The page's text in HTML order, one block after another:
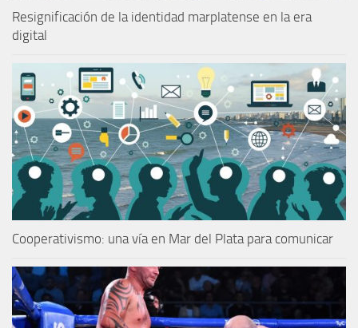
Resignificación de la identidad marplatense en la era
digital
Cooperativismo: una vía en Mar del Plata para comunicar